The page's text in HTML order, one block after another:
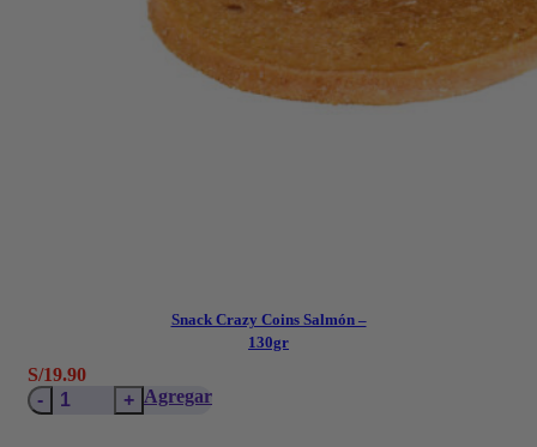
Snack Crazy Coins Salmón –
130gr
S/19.90
Snack
Agregar